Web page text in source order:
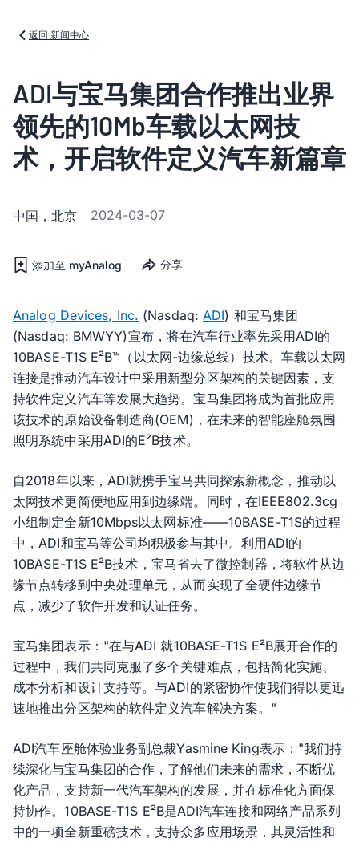
返回 新闻中心
ADI与宝马集团合作推出业界
领先的10Mb车载以太网技
术，开启软件定义汽车新篇章
中国，北京 2024-03-07
添加至 myAnalog 分享
Analog Devices, Inc. (Nasdaq: ADI) 和宝马集团
(Nasdaq: BMWYY)宣布，将在汽车行业率先采用ADI的
10BASE-T1S E²B™（以太网-边缘总线）技术。车载以太网
连接是推动汽车设计中采用新型分区架构的关键因素，支
持软件定义汽车等发展大趋势。宝马集团将成为首批应用
该技术的原始设备制造商(OEM)，在未来的智能座舱氛围
照明系统中采用ADI的E²B技术。
自2018年以来，ADI就携手宝马共同探索新概念，推动以
太网技术更简便地应用到边缘端。同时，在IEEE802.3cg
小组制定全新10Mbps以太网标准——10BASE-T1S的过程
中，ADI和宝马等公司均积极参与其中。利用ADI的
10BASE-T1S E²B技术，宝马省去了微控制器，将软件从边
缘节点转移到中央处理单元，从而实现了全硬件边缘节
点，减少了软件开发和认证任务。
宝马集团表示："在与ADI 就10BASE-T1S E²B展开合作的
过程中，我们共同克服了多个关键难点，包括简化实施、
成本分析和设计支持等。与ADI的紧密协作使我们得以更迅
速地推出分区架构的软件定义汽车解决方案。"
ADI汽车座舱体验业务副总裁Yasmine King表示："我们持
续深化与宝马集团的合作，了解他们未来的需求，不断优
化产品，支持新一代汽车架构的发展，并在标准化方面保
持协作。10BASE-T1S E²B是ADI汽车连接和网络产品系列
中的一项全新重磅技术，支持众多应用场景，其灵活性和